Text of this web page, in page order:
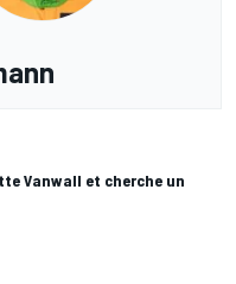
Vanwall et cherche un